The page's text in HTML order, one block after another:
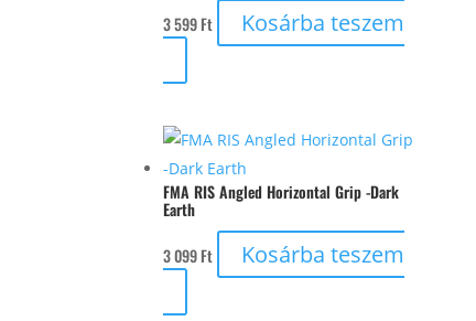
3 599Ft Kosárba teszem
FMA RIS Angled Horizontal Grip -Dark
Earth
3 099Ft Kosárba teszem